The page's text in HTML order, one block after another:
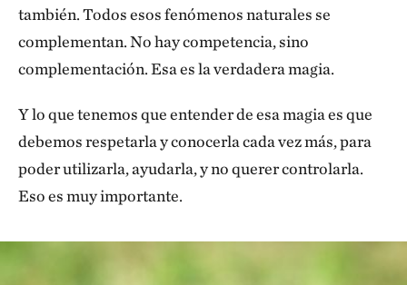
también. Todos esos fenómenos naturales se
complementan. No hay competencia, sino
complementación. Esa es la verdadera magia.
Y lo que tenemos que entender de esa magia es que
debemos respetarla y conocerla cada vez más, para
poder utilizarla, ayudarla, y no querer controlarla.
Eso es muy importante.